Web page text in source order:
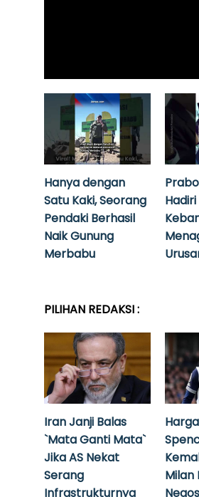
Hanya dengan
Satu Kaki, Seorang
Pendaki Berhasil
Naik Gunung
Merbabu
PILIHAN REDAKSI :
Iran Janji Balas
`Mata Ganti Mata`
Jika AS Nekat
Serang
Infrastrukturnya
Milan